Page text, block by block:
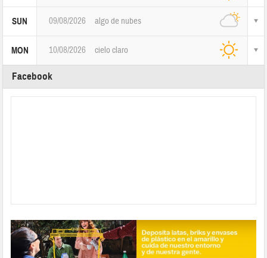
SUN 09/08/2026 algo de nubes
MON 10/08/2026 cielo claro
Facebook